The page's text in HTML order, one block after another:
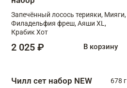
Запечённый лосось терияки, Мияги,
Филадельфия фреш, Аяши XL,
Крабик Хот
2 025 ₽ В корзину
Чилл сет набор NEW
678 г